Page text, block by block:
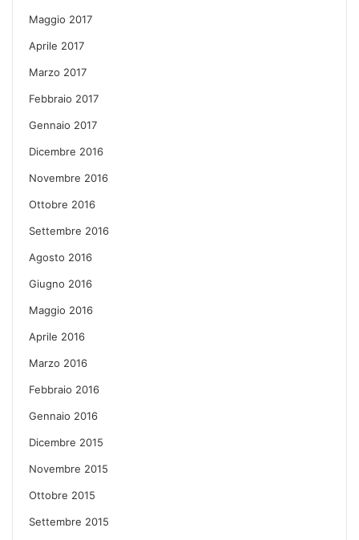
Maggio 2017
Aprile 2017
Marzo 2017
Febbraio 2017
Gennaio 2017
Dicembre 2016
Novembre 2016
Ottobre 2016
Settembre 2016
Agosto 2016
Giugno 2016
Maggio 2016
Aprile 2016
Marzo 2016
Febbraio 2016
Gennaio 2016
Dicembre 2015
Novembre 2015
Ottobre 2015
Settembre 2015